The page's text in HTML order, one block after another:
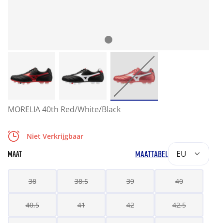
MORELIA 40th Red/White/Black
Niet Verkrijgbaar
MAAT MAATTABEL EU
38 38,5 39 40
40,5 41 42 42,5